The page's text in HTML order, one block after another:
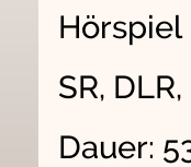
Hörspiel
SR,
Dauer: